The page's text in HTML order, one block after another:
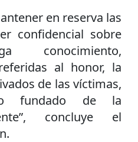
en reserva las
confidencial sobre
al honor, la
de las víctimas,
fundado de la
concluye el